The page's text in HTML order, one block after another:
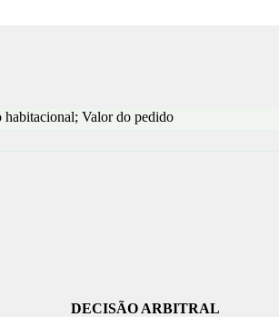
habitacional; Valor do pedido
DECISÃO ARBITRAL